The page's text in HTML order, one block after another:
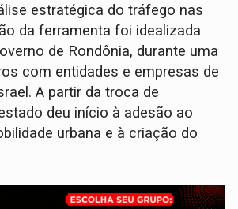
estratégica do tráfego nas
da ferramenta foi idealizada
de Rondônia, durante uma
com entidades e empresas de
A partir da troca de
deu início à adesão ao
urbana e à criação do